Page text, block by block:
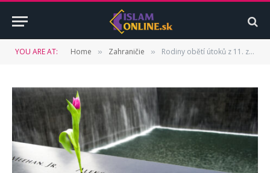
YOU ARE AT: Home » Zahraničie » Rodiny obětí útoků z 11. září spouštějí kampaň proti islamofobii